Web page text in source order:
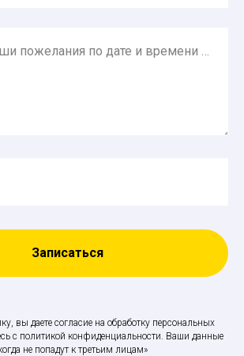
Напишите ваши пожелания по дате и времени экскурсии, сообщите возраст детей, задайте любой вопрос.
Записаться
вы даете согласие на обработку персональных
c политикой конфиденциальности. Ваши данные
не попадут к третьим лицам»